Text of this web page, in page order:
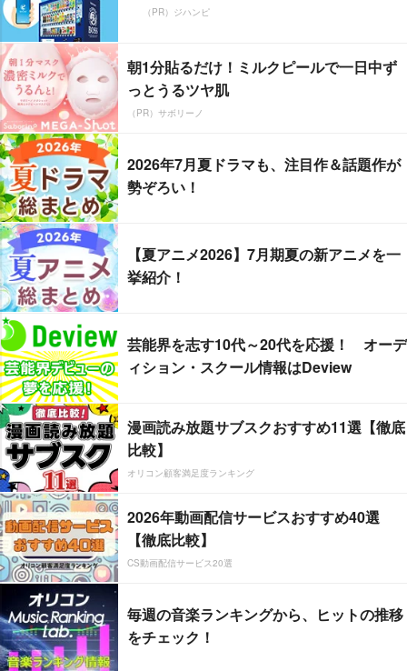
（PR）ジハンピ
朝1分貼るだけ！ミルクピールで一日中ず
っとうるツヤ肌
（PR）サボリーノ
2026年7月夏ドラマも、注目作＆話題作が
勢ぞろい！
【夏アニメ2026】7月期夏の新アニメを一
挙紹介！
芸能界を志す10代～20代を応援！ オーデ
ィション・スクール情報はDeview
漫画読み放題サブスクおすすめ11選【徹底
比較】
オリコン顧客満足度ランキング
2026年動画配信サービスおすすめ40選
【徹底比較】
CS動画配信サービス20選
毎週の音楽ランキングから、ヒットの推移
をチェック！